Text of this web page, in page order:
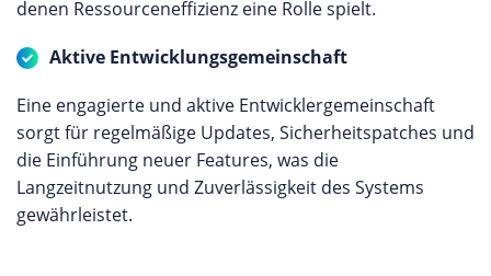
denen Ressourceneffizienz eine Rolle spielt.
Aktive Entwicklungsgemeinschaft
Eine engagierte und aktive Entwicklergemeinschaft
sorgt für regelmäßige Updates, Sicherheitspatches und
die Einführung neuer Features, was die
Langzeitnutzung und Zuverlässigkeit des Systems
gewährleistet.